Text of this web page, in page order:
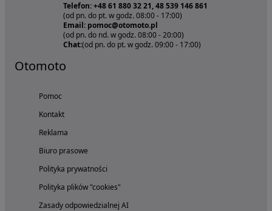
Telefon: +48 61 880 32 21, 48 539 146 861
(od pn. do pt. w godz. 08:00 - 17:00)
Email: pomoc@otomoto.pl
(od pn. do nd. w godz. 08:00 - 20:00)
Chat:(od pn. do pt. w godz. 09:00 - 17:00)
Otomoto
Pomoc
Kontakt
Reklama
Biuro prasowe
Polityka prywatności
Polityka plików "cookies"
Zasady odpowiedzialnej AI